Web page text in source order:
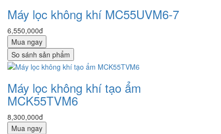
Máy lọc không khí MC55UVM6-7
6,550,000đ
Mua ngay
So sánh sản phẩm
Máy lọc không khí tạo ẩm
MCK55TVM6
8,300,000đ
Mua ngay